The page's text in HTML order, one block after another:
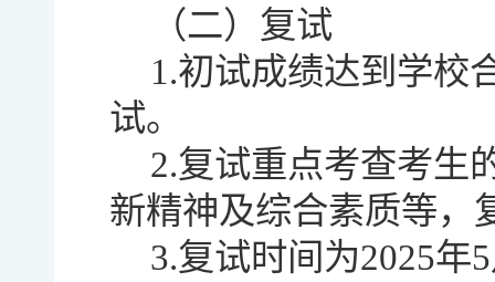
（二）复试
1.初试成绩达到学校
试。
2.复试重点考查考生
新精神及综合素质等，
3.复试时间为2025年